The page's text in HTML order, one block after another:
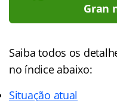
Gran
Saiba todos os
no índiceabaixo:
Situação atual